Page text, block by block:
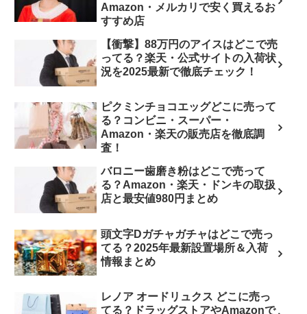
Amazon・メルカリで安く買えるお
すすめ店
【衝撃】88万円のアイスはどこで売
ってる？楽天・公式サイトの入荷状
況を2025最新で徹底チェック！
ピクミンチョコエッグどこに売って
る？コンビニ・スーパー・
Amazon・楽天の販売店を徹底調
査！
バロニー歯磨き粉はどこで売って
る？Amazon・楽天・ドンキの取扱
店と最安値980円まとめ
頭文字Dガチャガチャはどこで売っ
てる？2025年最新設置場所＆入荷
情報まとめ
レノア オードリュクス どこに売っ
てる？ドラッグストアやAmazonで